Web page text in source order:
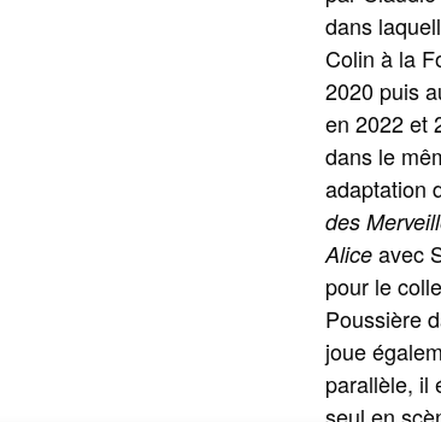
dans
Colin à la
2020 puis
en 2022 et
dans le
adaptation
des
Alice avec
pour le
Poussière
joue
parallèle, il